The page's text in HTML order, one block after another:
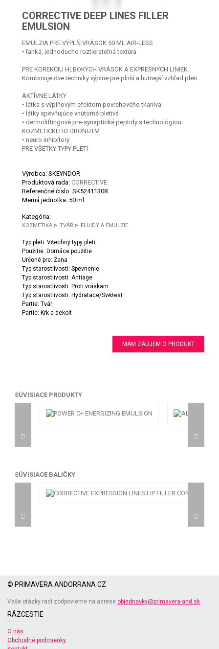
CORRECTIVE DEEP LINES FILLER
EMULSION
EMULZIA PRE VÝPLŇ VRÁSOK 50 ML AIR-LESS
• ľahká, jednoducho roztierateľná textúra
PRE KOREKCIU HLBOKÝCH VRÁSOK A EXPRESNÝCH LINIEK.
Kombinuje dve techniky výplne pre plnší a hutnejší vzhľad pleti.
AKTÍVNE LÁTKY
• látka s výplňovým efektom povrchového tkaniva
• látky spevňujúce vnútorné pletivá
• dermoliftingové pre-synaptické peptidy s technológiou
KOZMETICKÉHO DRONUTM
• neuro inhibítory
PRE VŠETKY TYPY PLETI
Výrobca: SKEYNDOR
Produktová rada: CORRECTIVE
Referenčné číslo: SK52411308
Merná jednotka: 50 ml
Kategória:
KOZMETIKA > TVÁR > FLUIDY A EMULZIE
Typ pleti: Všechny typy pleti
Použitie: Domáce použitie
Určené pre: Žena
Typ starostlivosti: Spevnenie
Typ starostlivosti: Antiage
Typ starostlivosti: Proti vráskam
Typ starostlivosti: Hydratace/Svěžest
Partie: Tvár
Partie: Krk a dekolt
MÁM ZÁUJEM O PRODUKT
SÚVISIACE PRODUKTY
SÚVISIACE BALIČKY
© PRIMAVERA ANDORRANA CZ
Vaše otázky radi zodpovieme na adrese objednavky@primavera-and.sk
RÁZCESTIE
O nás
Obchodné podmienky